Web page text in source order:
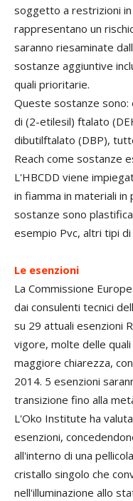
soggetto a restrizioni
rappresentano un
saranno riesaminate
sostanze aggiuntive
quali prioritarie.
Queste sostanze sono:
di (2-etilesil) ftalato
dibutilftalato (DBP),
Reach come sostanze
L'HBCDD viene
in fiamma in materiali
sostanze sono
esempio Pvc, altri tipi
Le esenzioni
La Commissione
dai consulenti tecnici
su 29 attuali esenzioni
vigore, molte delle
maggiore chiarezza,
2014. 5 esenzioni
transizione fino alla
L'Oko Institute ha
esenzioni,
all'interno di una
cristallo singolo che
nell'illuminazione allo